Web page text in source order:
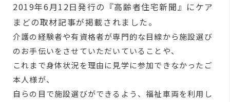
2019年6月12日発行の『高齢者住宅新聞』にケア
まどの取材記事が掲載されました。
介護の経験者や有資格者が専門的な目線から施設選び
のお手伝いをさせていただいていることや、
これまで身体状況を理由に見学に参加できなかったご
本人様が、
自らの目で施設選びができるよう、福祉車両を利用し